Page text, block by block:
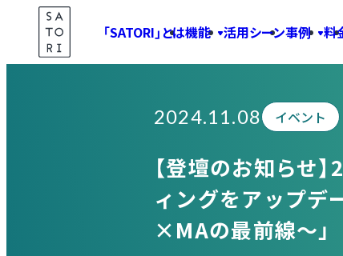
content
「SATORI」とは機能 活用シーン事例 料
2024.11.08 イベント
【登壇のお知らせ
ィングをアップデ
×MAの最前線〜」